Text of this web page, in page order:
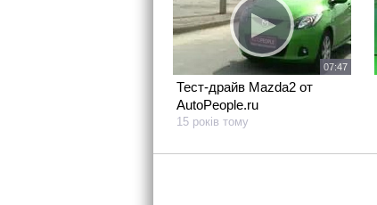
07:47
Тест-драйв Mazda2 от
AutoPeople.ru
15 років тому